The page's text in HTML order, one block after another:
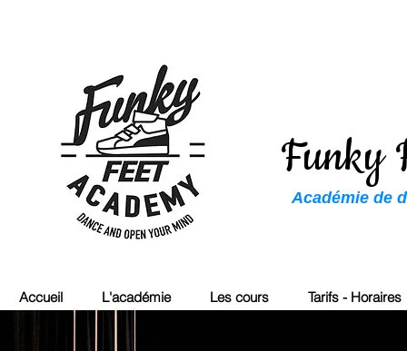
Accueil L'académie Les cours Tarifs - Horaires
Académie de
Funky